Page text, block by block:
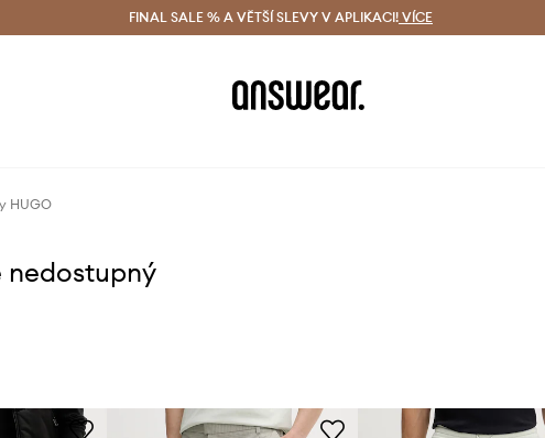
a vrácení zdarma (od 1800 Kč) Doručení i do 24 h
FINAL SALE % A VĚTŠÍ SLEVY V APLIKACI! VÍCE
HUGO
nedostupný